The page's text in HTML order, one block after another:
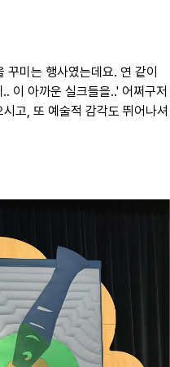
미는 행사였는데요. 연 같이
이 아까운 실크들을..' 어쩌구저
고, 또 예술적 감각도 뛰어나셔